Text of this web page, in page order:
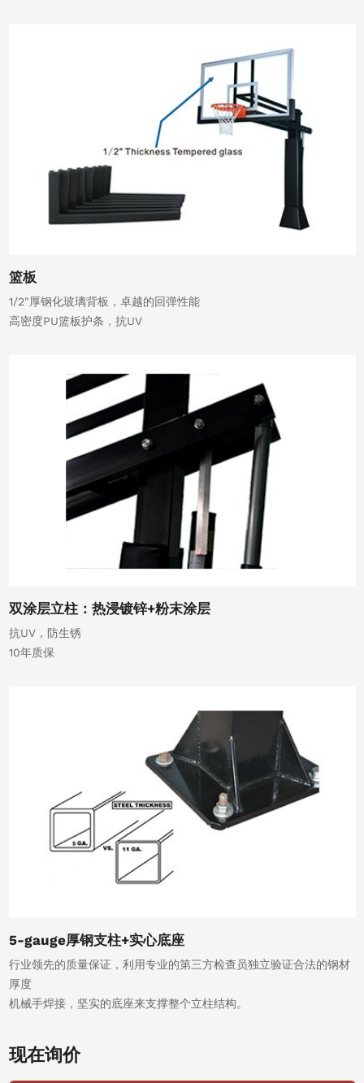
篮板
1/2"厚钢化玻璃背板，卓越的回弹性能
高密度PU篮板护条，抗UV
双涂层立柱：热浸镀锌+粉末涂层
抗UV，防生锈
10年质保
5-gauge厚钢支柱+实心底座
行业领先的质量保证，利用专业的第三方检查员独立验证合法的钢材
厚度
机械手焊接，坚实的底座来支撑整个立柱结构。
现在询价